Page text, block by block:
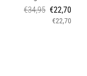
€34,95 €22,70
€22,70